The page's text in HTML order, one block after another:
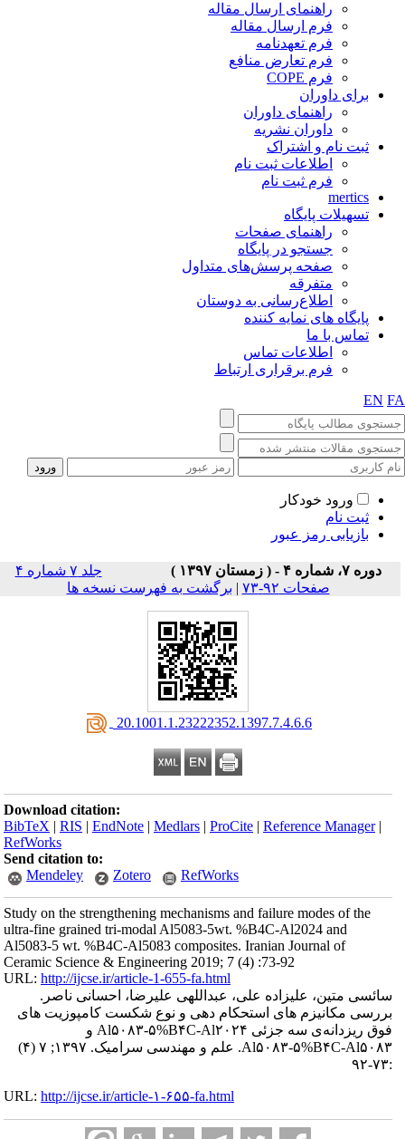
راهنمای ارسال مقاله
فرم ارسال مقاله
فرم تعهدنامه
فرم تعارض منافع
فرم COPE
برای داوران
راهنمای داوران
داوران نشریه
ثبت نام و اشتراک
اطلاعات ثبت نام
فرم ثبت نام
mertics
تسهیلات پایگاه
راهنمای صفحات
جستجو در پایگاه
صفحه پرسش‌های متداول
متفرقه
اطلاع‌رسانی به دوستان
پایگاه های نمایه کننده
تماس با ما
اطلاعات تماس
فرم برقراری ارتباط
EN
ورود خودکار
ثبت نام
بازیابی رمز عبور
دوره ۷، شماره ۴ - ( زمستان ۱۳۹۷ )
جلد ۷ شماره ۴
صفحات ۹۲-۷۳
| برگشت به فهرست نسخه ها
‎ 20.1001.1.23222352.1397.7.4.6.6
Download citation:
BibTeX |RIS |EndNote |Medlars |ProCite |Reference Manager
RefWorks
Send citation to:
Mendeley
Zotero RefWorks
Study on the strengthening mechanisms and failure modes of the
ultra-fine grained tri-modal Al5083-5wt. %B4C-Al2024 and
Al5083-5 wt. %B4C-Al5083 composites. Iranian Journal of
Ceramic Science & Engineering 2019; 7 (4) :73-92
URL:http://ijcse.ir/article-1-655-fa.html
سائسی متین، علیزاده علی، عبداللهی علیرضا، احسانی ناصر.
بررسی مکانیزم های استحکام دهی و نوع شکست کامپوزیت های
فوق ریزدانه‌ی سه جزئی Al۵۰۸۳-۵%B۴C-Al۲۰۲۴ و
Al۵۰۸۳-۵%B۴C-Al۵۰۸۳. علم و مهندسی سرامیک. ۱۳۹۷; ۷ (۴)
URL:http://ijcse.ir/article-۱-۶۵۵-fa.html